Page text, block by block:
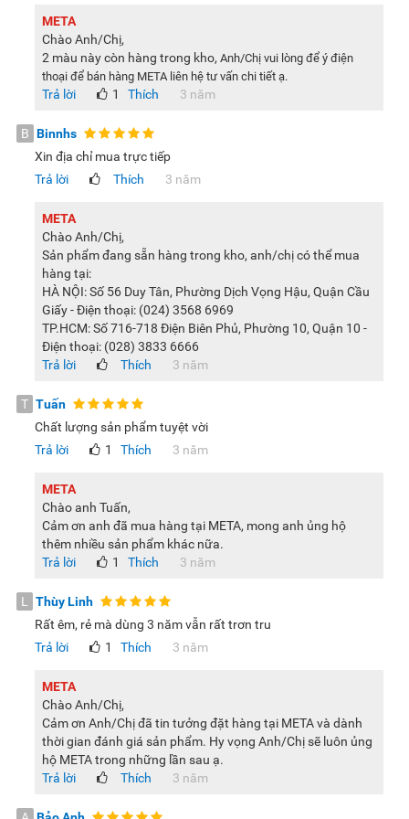
Điều kiện bảo hành
Bảo hành miễn phí động cơ 24 tháng kể từ ngày bán.
Cần lưu lại phiếu bảo hành.
Quý khách vui lòng đọc kỹ hướng dẫn sử dụng trước khi
sử dụng sản phẩm.
Những trường hợp không được bảo hành miễn phí
Quạt hư do ẩm ướt, hỏa hoạn, sử dụng sai điện thế và
Tự ý thay đổi linh kiện.
Bể vỡ do sử dụng hay vận chuyển không đúng cách.
>> Xem thêm:Giá quạt cây Senko bao nhiêu?
Lưu ý:Hình ảnh sản phẩm chỉ có tính chất minh họa, chi tiết
sản phẩm, màu sắc có thể thay đổi tùy theo sản phẩm thực
META
Chào Anh/Chị,
2 màu này còn hàng trong kho, Anh/Chị vui lòng để ý điện
thoại để bán hàng META liên hệ tư vấn chi tiết ạ.
Trả lời Thích
1 3 năm
B Binnhs
Xin địa chỉ mua trực tiếp
Trả lời
Thích 3 năm
META
Chào Anh/Chị,
Sản phẩm đang sẵn hàng trong kho, anh/chị có thể mua
hàng tại:
HÀ NỘI: Số 56 Duy Tân, Phường Dịch Vọng Hậu, Quận Cầu
Giấy - Điện thoại: (024) 3568 6969
TP.HCM: Số 716-718 Điện Biên Phủ, Phường 10, Quận 10 -
Điện thoại: (028) 3833 6666
Trả lời
Thích 3 năm
T Tuấn
Chất lượng sản phẩm tuyệt vời
Trả lời
Thích
1 3 năm
META
Chào anh Tuấn,
Cảm ơn anh đã mua hàng tại META, mong anh ủng hộ
thêm nhiều sản phẩm khác nữa.
Trả lời
Thích
1 3 năm
L
Thùy Linh
Rất êm, rẻ mà dùng 3 năm vẫn rất trơn tru
Trả lời
Thích
1 3 năm
META
Chào Anh/Chị,
Cảm ơn Anh/Chị đã tin tưởng đặt hàng tại META và dành
thời gian đánh giá sản phẩm. Hy vọng Anh/Chị sẽ luôn ủng
hộ META trong những lần sau ạ.
Trả lời
Thích 3 năm